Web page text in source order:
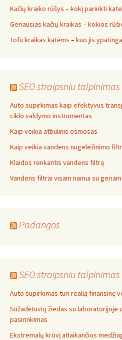
Kačių kraiko rūšys – kokį parinkti
Geriausias kačių kraikas – kokios
Tofu kraikas katėms – kuo jis
SEO straipsniu talpinimas
Auto supirkimas kaip efektyvus
ciklo valdymo instrumentas
Kaip veikia atbulinis osmosas
Kaip veikia vandens nugeležinimo
Klaidos renkantis vandens filtrą
Vandens filtrai visam namui su
Padangos
SEO straipsniu talpinimas
Auto supirkimas turi realią finansinę
Sužadėtuvių žiedas su laboratorijoje
pasirinkimas
Ekstremalų krūvį atlaikančios